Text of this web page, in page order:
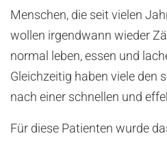
Menschen, die seit vielen
wollen irgendwann wieder
normal leben, essen und
Gleichzeitig haben viele den
nach einer schnellen und
Für diese Patienten wurde